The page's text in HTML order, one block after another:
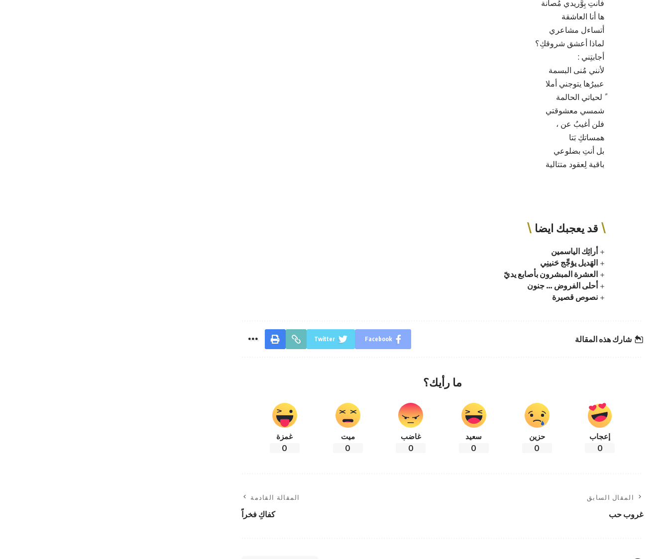
فأنتِ بِوَّريدي مُصانة
ها أنا العاشقة
أتساءل مشاعري
لماذا أعشق شروقكِ؟
أجابتِني :
لأنني مُنى البسمة
عبيرُها يتوجني أملا
ً لحياتي الحالمة
شمسي معشوقتي
فلن أغيبُ عن ،
همساتكِ بَتا
بل أنتِ بضلوعي
باقية لِعقود متتالية
قد يعجبك ايضا
أرائِك الياسمين
الهَديل يؤجِّج حَنينِي
العشرة المبشرون بأصابع يديّ
أحلى الفروض … جنون
نصوص قصيرة
شارك هذه المقالة Facebook
Twitter
ما رأيك؟
إعجاب
0
حزين
0
سعيد
0
غاضب
0
ميت
0
غمزة
0
المقال السابق
غروب حب
المقالة القادمة
كفاكِ فخراً